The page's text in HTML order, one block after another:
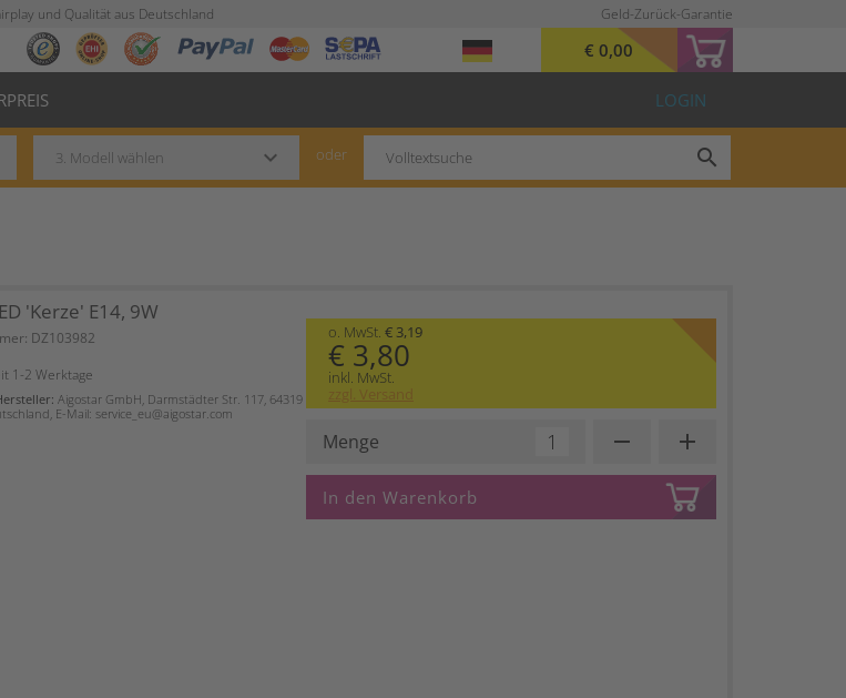
und Qualität aus Deutschland Geld-Zurück-Garantie
€ 0,00
LOGIN
keyboard_arrow_down oder search
'Kerze' E14, 9W
DZ103982
1-2 Werktage
Aigostar GmbH, Darmstädter Str. 117, 64319
E-Mail: service_eu@aigostar.com
o. MwSt. € 3,19
€ 3,80
inkl. MwSt.
zzgl. Versand
Menge remove add
In den Warenkorb